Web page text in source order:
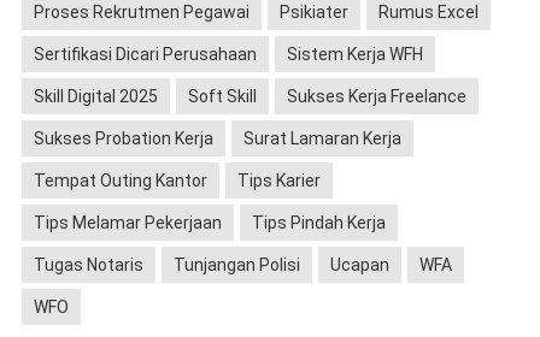
Proses Rekrutmen Pegawai Psikiater Rumus Excel
Sertifikasi Dicari Perusahaan Sistem Kerja WFH
Skill Digital 2025 Soft Skill Sukses Kerja Freelance
Sukses Probation Kerja Surat Lamaran Kerja
Tempat Outing Kantor Tips Karier
Tips Melamar Pekerjaan Tips Pindah Kerja
Tugas Notaris Tunjangan Polisi Ucapan WFA
WFO